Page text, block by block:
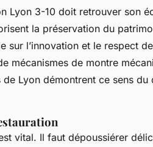
Lyon 3-10 doit retrouver son
la préservation du
sur l’innovation et le respect
mécanismes de montre
de Lyon démontrent ce sens
vital. Il faut dépoussiérer